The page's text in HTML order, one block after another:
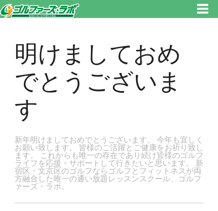
河田で気軽にゴルフレッスン！
明けましておめ
でとうございま
す
新年明けましておめでとうございます。 今年も宜しく
お願い致します。 皆様のご活躍とご健康をお祈り致し
ます。 これからも唯一の存在であり続け皆様のゴルフ
ライフを応援・サポートして行きたいと思います。 新
宿区・文京区のゴルフならゴルフとフィットネスが両
方融合した唯一の通い放題レッスンスクール、ゴルフ
ァーズ・ラボ。